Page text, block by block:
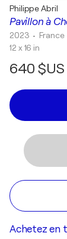
Pavillon à
Philippe Abril
2023 • France
12 x 16 in
640 $US
Achetez en